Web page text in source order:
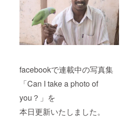
facebookで連載中の写真集
「Can I take a photo of
you？」を
本日更新いたしました。